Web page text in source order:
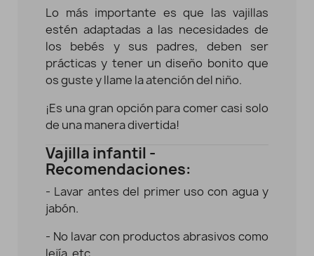
Lo más importante es que las vajillas
estén adaptadas a las necesidades de
los bebés y sus padres, deben ser
prácticas y tener un diseño bonito que
os guste y llame la atención del niño.
¡Es una gran opción para comer casi solo
de una manera divertida!
Vajilla infantil -
Recomendaciones:
- Lavar antes del primer uso con agua y
jabón.
- No lavar con productos abrasivos como